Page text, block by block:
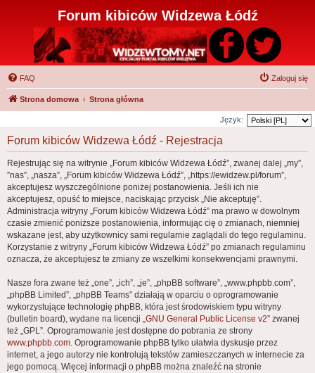
Forum kibiców Widzewa Łódź
FAQ Zaloguj się
Strona domowa Strona główna
Język:
Forum kibiców Widzewa Łódź - Rejestracja
Rejestrując się na witrynie „Forum kibiców Widzewa Łódź”, zwanej dalej „my”,
”nas”, „nasza”, „Forum kibiców Widzewa Łódź”, „https://ewidzew.pl/forum”,
akceptujesz wyszczególnione poniżej postanowienia. Jeśli ich nie
akceptujesz, opuść to miejsce, naciskając przycisk „Nie akceptuję”.
Administracja witryny „Forum kibiców Widzewa Łódź” ma prawo w dowolnym
czasie zmienić poniższe postanowienia, informując cię o zmianach, niemniej
wskazane jest, aby użytkownicy sami regularnie zaglądali do tego regulaminu.
Korzystanie z witryny „Forum kibiców Widzewa Łódź” po zmianach regulaminu
oznacza, że akceptujesz te zmiany ze wszelkimi konsekwencjami prawnymi.
Nasze fora zwane też „one”, „ich”, „je”, „phpBB software”, „www.phpbb.com”,
„phpBB Limited”, „phpBB Teams” działają w oparciu o oprogramowanie
wykorzystujące technologię phpBB, która jest środowiskiem typu witryny
(bulletin board), wydane na licencji „GNU General Public License v2” zwanej
też „GPL”. Oprogramowanie jest dostępne do pobrania ze strony
www.phpbb.com. Oprogramowanie phpBB tylko ułatwia dyskusje przez
internet, a jego autorzy nie kontrolują tekstów zamieszczanych w internecie za
jego pomocą. Więcej informacji o phpBB można znaleźć na stronie